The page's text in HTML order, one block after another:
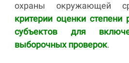
охраны окружающей
критерии оценки степени
субъектов для
выборочных проверок.